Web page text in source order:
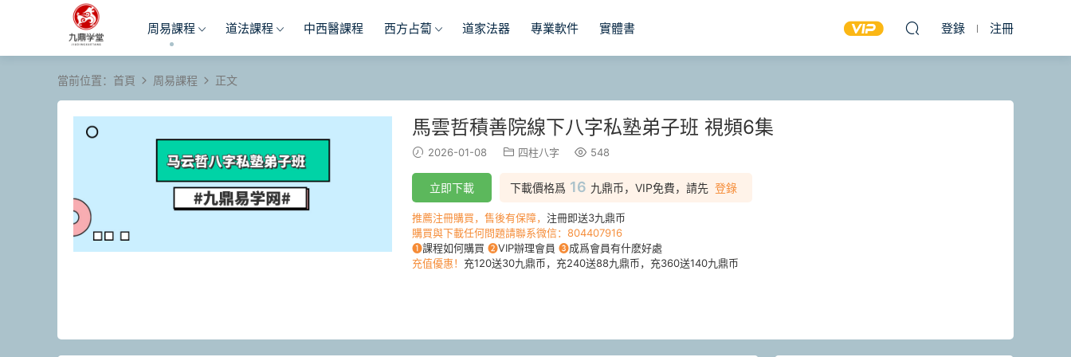
周易課程 道法課程 中西醫課程 西方占蔔 道家法器 專業軟件 實體書 登錄 注冊
當前位置： 首頁 周易課程 正文
馬雲哲積善院線下八字私塾弟子班 視頻6集
2026-01-08 四柱八字 548
下載價格爲 16 九鼎币，VIP免費，請先 登錄
立即下載
推薦注冊購買，售後有保障， 注冊即送3九鼎币
購買與下載任何問題請聯系微信：804407916
❶課程如何購買 ❷VIP辦理會員 ❸成爲會員有什麽好處
充值優惠！ 充120送30九鼎币，充240送88九鼎币，充360送140九鼎币